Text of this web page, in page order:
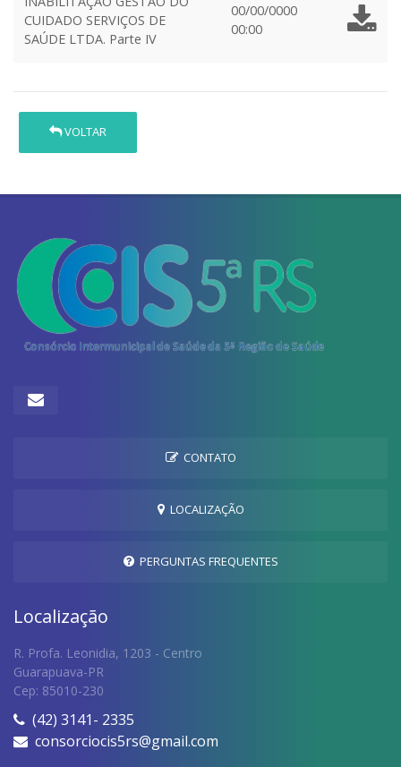
CUIDADO SERVIÇOS DE
SAÚDE LTDA. Parte IV
00/00/0000
00:00
VOLTAR
CONTATO
LOCALIZAÇÃO
PERGUNTAS FREQUENTES
Localização
R. Profa. Leonidia, 1203 - Centro
Guarapuava-PR
Cep: 85010-230
(42) 3141- 2335
consorciocis5rs@gmail.com